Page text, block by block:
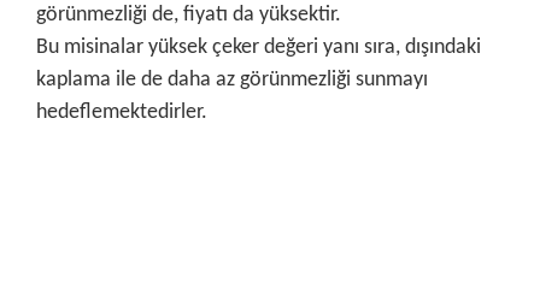
görünmezliği de, fiyatı da yüksektir.
Bu misinalar yüksek çeker değeri yanı sıra, dışındaki
kaplama ile de daha az görünmezliği sunmayı
hedeflemektedirler.